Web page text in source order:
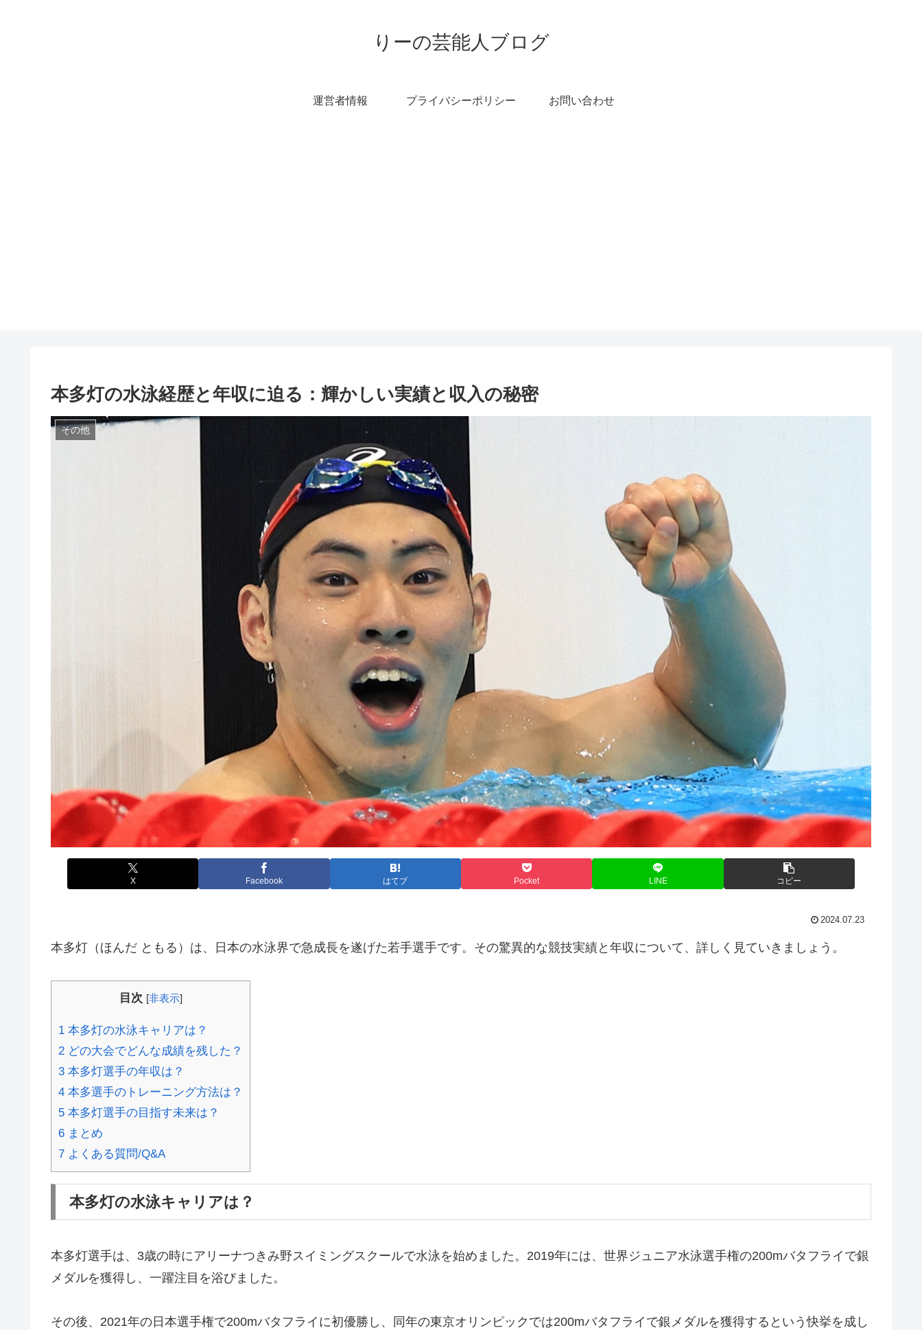
りーの芸能人ブログ
運営者情報 プライバシーポリシー お問い合わせ
本多灯の水泳経歴と年収に迫る：輝かしい実績と収入の秘密
その他
X Facebook はてブ Pocket LINE コピー
2024.07.23
本多灯（ほんだ ともる）は、日本の水泳界で急成長を遂げた若手選手です。その驚異的な競技実績と年収について、詳しく見ていきましょう。
目次 [非表示]
1 本多灯の水泳キャリアは？
2 どの大会でどんな成績を残した？
3 本多灯選手の年収は？
4 本多選手のトレーニング方法は？
5 本多灯選手の目指す未来は？
6 まとめ
7 よくある質問/Q&A
本多灯の水泳キャリアは？
本多灯選手は、3歳の時にアリーナつきみ野スイミングスクールで水泳を始めました。2019年には、世界ジュニア水泳選手権の200mバタフライで銀
メダルを獲得し、一躍注目を浴びました。
その後、2021年の日本選手権で200mバタフライに初優勝し、同年の東京オリンピックでは200mバタフライで銀メダルを獲得するという快挙を成し